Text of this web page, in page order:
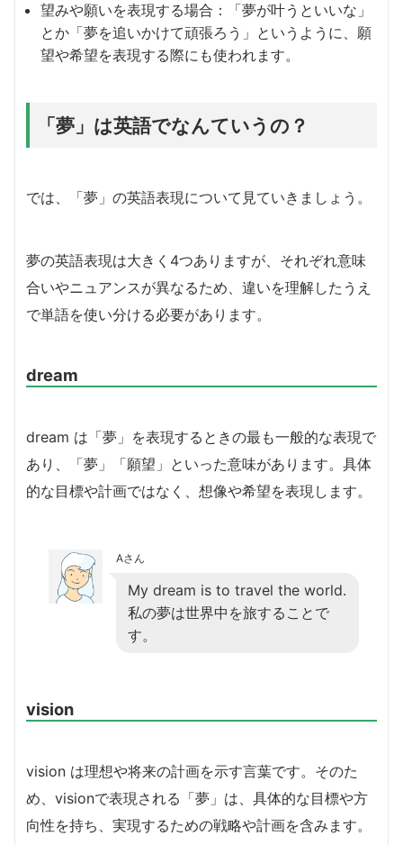
望みや願いを表現する場合：「夢が叶うといいな」
とか「夢を追いかけて頑張ろう」というように、願
望や希望を表現する際にも使われます。
「夢」は英語でなんていうの？
では、「夢」の英語表現について見ていきましょう。
夢の英語表現は大きく4つありますが、それぞれ意味
合いやニュアンスが異なるため、違いを理解したうえ
で単語を使い分ける必要があります。
dream
dream は「夢」を表現するときの最も一般的な表現で
あり、「夢」「願望」といった意味があります。具体
的な目標や計画ではなく、想像や希望を表現します。
Aさん
My dream is to travel the world.
私の夢は世界中を旅することで
す。
vision
vision は理想や将来の計画を示す言葉です。そのた
め、visionで表現される「夢」は、具体的な目標や方
向性を持ち、実現するための戦略や計画を含みます。